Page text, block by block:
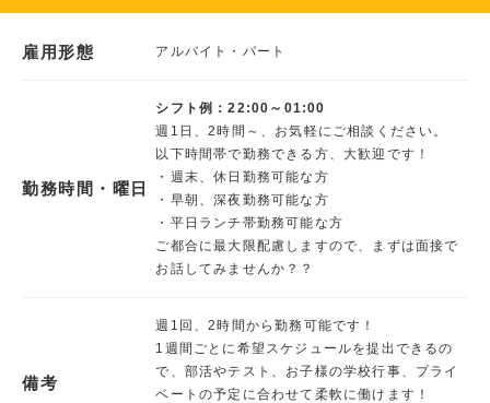
雇用形態 アルバイト・パート
勤務時間・曜日
シフト例：22:00～01:00
週1日、2時間～、お気軽にご相談ください。
以下時間帯で勤務できる方、大歓迎です！
・週末、休日勤務可能な方
・早朝、深夜勤務可能な方
・平日ランチ帯勤務可能な方
ご都合に最大限配慮しますので、まずは面接で
お話してみませんか？？
備考
週1回、2時間から勤務可能です！
1週間ごとに希望スケジュールを提出できるの
で、部活やテスト、お子様の学校行事、プライ
ベートの予定に合わせて柔軟に働けます！